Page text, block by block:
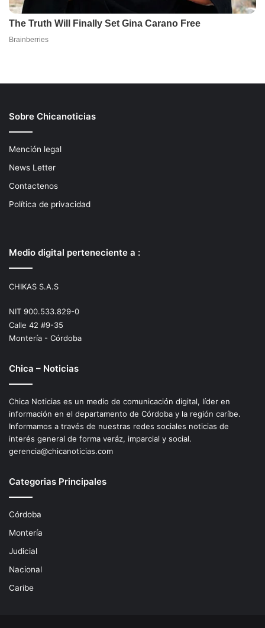
Sobre Chicanoticias
Mención legal
News Letter
Contactenos
Política de privacidad
Medio digital perteneciente a :
CHIKAS S.A.S
NIT 900.533.829-0
Calle 42 #9-35
Montería - Córdoba
Chica – Noticias
Chica Noticias es un medio de comunicación digital, líder en
información en el departamento de Córdoba y la región caríbe.
Informamos a través de nuestras redes sociales noticias de
interés general de forma veráz, imparcial y social.
gerencia@chicanoticias.com
Categorias Principales
Córdoba
Montería
Judicial
Nacional
Caribe